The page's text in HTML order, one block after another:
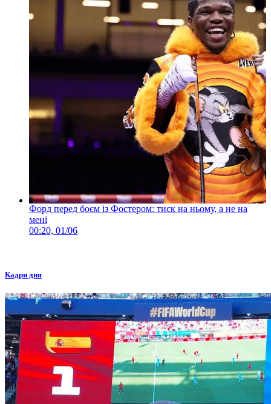
Форд перед боєм із Фостером: тиск на ньому, а не на
мені
00:20, 01/06
Кадри дня